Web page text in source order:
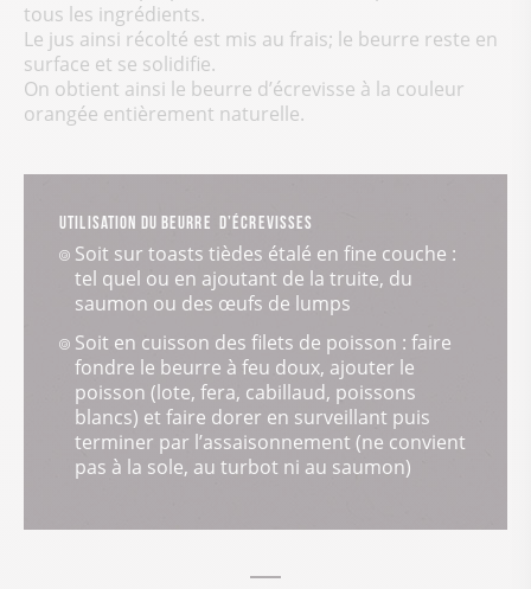
tous les ingrédients.
Le jus ainsi récolté est mis au frais; le beurre reste en
surface et se solidifie.
On obtient ainsi le beurre d’écrevisse à la couleur
orangée entièrement naturelle.
Utilisation du beurre d’écrevisses
Soit sur toasts tièdes étalé en fine couche :
tel quel ou en ajoutant de la truite, du
saumon ou des œufs de lumps
Soit en cuisson des filets de poisson : faire
fondre le beurre à feu doux, ajouter le
poisson (lote, fera, cabillaud, poissons
blancs) et faire dorer en surveillant puis
terminer par l’assaisonnement (ne convient
pas à la sole, au turbot ni au saumon)